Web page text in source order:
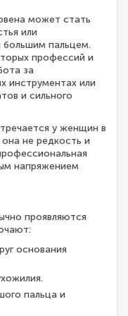
может стать
или
пальцем.
профессий и
за
инструментах или
и сильного
у женщин в
не редкость и
напряжением
проявляются
основания
пальца и